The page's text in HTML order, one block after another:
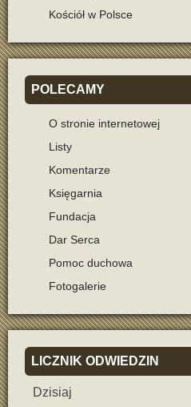
Kościół w Polsce
POLECAMY
O stronie internetowej
Listy
Komentarze
Księgarnia
Fundacja
Dar Serca
Pomoc duchowa
Fotogalerie
LICZNIK ODWIEDZIN
Dzisiaj